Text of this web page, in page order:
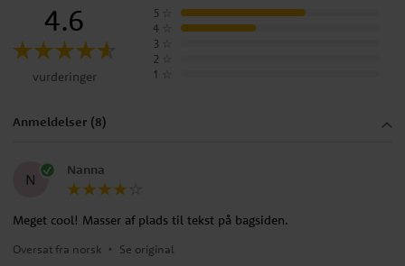
4.6
vurderinger
5
4
3
2
1
Anmeldelser (8)
N
Nanna
Meget cool! Masser af plads til tekst på bagsiden.
Oversat fra norsk • Se original